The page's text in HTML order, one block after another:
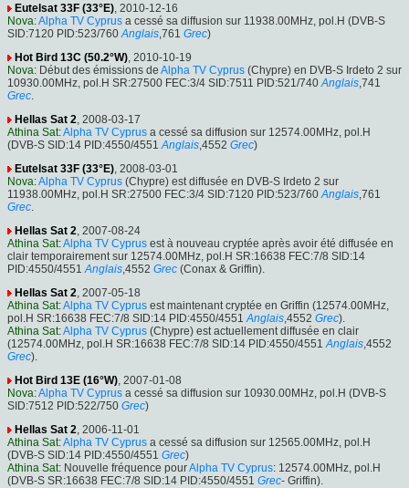
Eutelsat 33F (33°E), 2010-12-16
Nova:Alpha TV Cyprus a cessé sa diffusion sur 11938.00MHz, pol.H (DVB-S
SID:7120 PID:523/760 Anglais,761 Grec)
Hot Bird 13C (50.2°W), 2010-10-19
Nova: Début des émissions de Alpha TV Cyprus (Chypre) en DVB-S Irdeto 2 sur
10930.00MHz, pol.H SR:27500 FEC:3/4 SID:7511 PID:521/740 Anglais,741
Grec.
Hellas Sat 2, 2008-03-17
Athina Sat:Alpha TV Cyprus a cessé sa diffusion sur 12574.00MHz, pol.H
(DVB-S SID:14 PID:4550/4551 Anglais,4552 Grec)
Eutelsat 33F (33°E), 2008-03-01
Nova:Alpha TV Cyprus (Chypre) est diffusée en DVB-S Irdeto 2 sur
11938.00MHz, pol.H SR:27500 FEC:3/4 SID:7120 PID:523/760 Anglais,761
Grec.
Hellas Sat 2, 2007-08-24
Athina Sat:Alpha TV Cyprus est à nouveau cryptée après avoir été diffusée en
clair temporairement sur 12574.00MHz, pol.H SR:16638 FEC:7/8 SID:14
PID:4550/4551 Anglais,4552 Grec (Conax & Griffin).
Hellas Sat 2, 2007-05-18
Athina Sat:Alpha TV Cyprus est maintenant cryptée en Griffin (12574.00MHz,
pol.H SR:16638 FEC:7/8 SID:14 PID:4550/4551 Anglais,4552 Grec).
Athina Sat:Alpha TV Cyprus (Chypre) est actuellement diffusée en clair
(12574.00MHz, pol.H SR:16638 FEC:7/8 SID:14 PID:4550/4551 Anglais,4552
Grec).
Hot Bird 13E (16°W), 2007-01-08
Nova:Alpha TV Cyprus a cessé sa diffusion sur 10930.00MHz, pol.H (DVB-S
SID:7512 PID:522/750 Grec)
Hellas Sat 2, 2006-11-01
Athina Sat:Alpha TV Cyprus a cessé sa diffusion sur 12565.00MHz, pol.H
(DVB-S SID:14 PID:4550/4551 Grec)
Athina Sat: Nouvelle fréquence pourAlpha TV Cyprus: 12574.00MHz, pol.H
(DVB-S SR:16638 FEC:7/8 SID:14 PID:4550/4551 Grec- Griffin).